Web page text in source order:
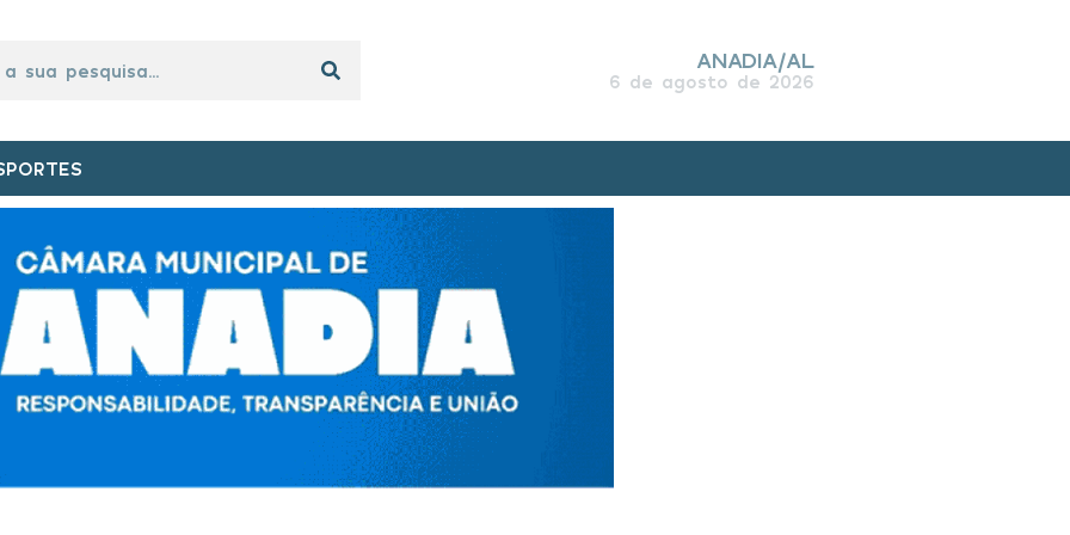
ANADIA/AL
6 de agosto de 2026